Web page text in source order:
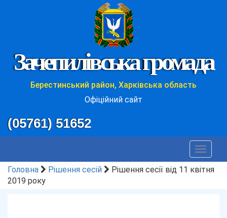
Зачепилівська громада
Берестинський район, Харківська область
Офіційний сайт
(05761) 51652
Toggle
Головна
Рішення сесій
Рішення сесії від 11 квітня
2019 року